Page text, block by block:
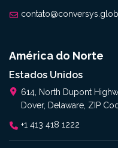
América do Norte
Estados Unidos
614, North Dupont
Dover, Delaware, ZIP
+1 413 418 1222